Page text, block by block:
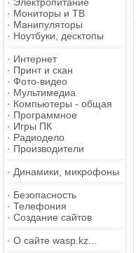
· Мониторы и ТВ
· Манипуляторы
· Ноутбуки, десктопы
· Интернет
· Принт и скан
· Фото-видео
· Мультимедиа
· Компьютеры - общая
· Программное
· Игры ПК
· Радиодело
· Производители
· Динамики, микрофоны
· Безопасность
· Телефония
· Создание сайтов
· О сайте wasp.kz...